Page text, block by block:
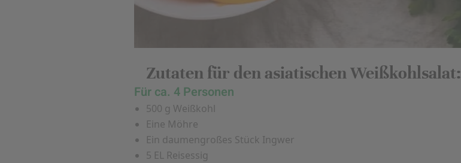
Zutaten für den asiatischen Weißkohlsalat:
Für ca. 4 Personen
500 g Weißkohl
Eine Möhre
Ein daumengroßes Stück Ingwer
5 EL Reisessig